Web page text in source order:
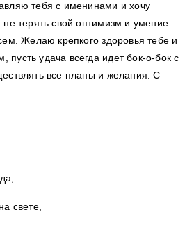
тебя с именинами и хочу
не терять свой оптимизм и умение
Желаю крепкого здоровья тебе и
удача всегда идет бок-о-бок с
все планы и желания. С
свете,